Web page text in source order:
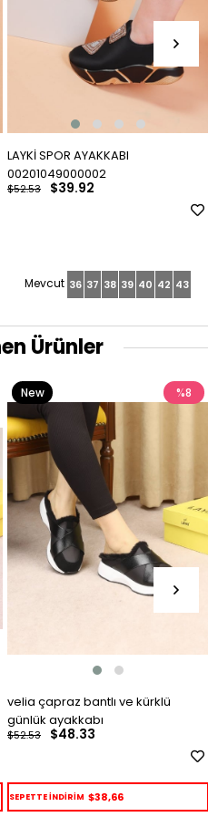
LAYKİ SPOR AYAKKABI
00201049000002
$39.92
$52.53
36 37 38 39 40 42 43
Ürünler
velia çapraz bantlı ve kürklü
günlük ayakkabı
$48.33
$52.53
SEPETTE İNDİRİM $38,66
%8
New
Item